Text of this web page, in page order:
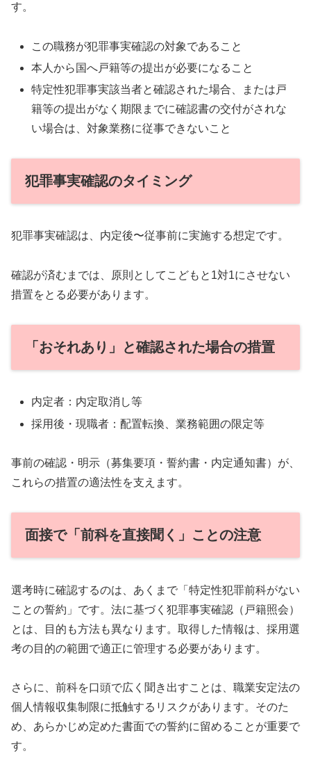
す。
この職務が犯罪事実確認の対象であること
本人から国へ戸籍等の提出が必要になること
特定性犯罪事実該当者と確認された場合、または戸
籍等の提出がなく期限までに確認書の交付がされな
い場合は、対象業務に従事できないこと
犯罪事実確認のタイミング
犯罪事実確認は、内定後〜従事前に実施する想定です。
確認が済むまでは、原則としてこどもと1対1にさせない
措置をとる必要があります。
「おそれあり」と確認された場合の措置
内定者：内定取消し等
採用後・現職者：配置転換、業務範囲の限定等
事前の確認・明示（募集要項・誓約書・内定通知書）が、
これらの措置の適法性を支えます。
面接で「前科を直接聞く」ことの注意
選考時に確認するのは、あくまで「特定性犯罪前科がない
ことの誓約」です。法に基づく犯罪事実確認（戸籍照会）
とは、目的も方法も異なります。取得した情報は、採用選
考の目的の範囲で適正に管理する必要があります。
さらに、前科を口頭で広く聞き出すことは、職業安定法の
個人情報収集制限に抵触するリスクがあります。そのた
め、あらかじめ定めた書面での誓約に留めることが重要で
す。